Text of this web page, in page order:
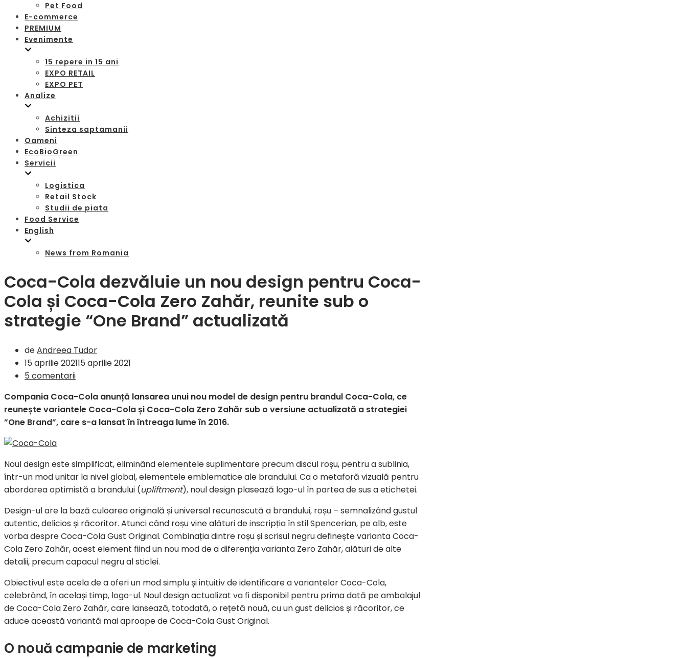
Pet Food
E-commerce
PREMIUM
Evenimente
15 repere in 15 ani
EXPO RETAIL
EXPO PET
Analize
Achizitii
Sinteza saptamanii
Oameni
EcoBioGreen
Servicii
Logistica
Retail Stock
Studii de piata
Food Service
English
News from Romania
Coca-Cola dezvăluie un nou design pentru Coca-
Cola și Coca-Cola Zero Zahăr, reunite sub o
strategie “One Brand” actualizată
deAndreea Tudor
15 aprilie 202115 aprilie 2021
5 comentarii
Compania Coca-Cola anunță lansarea unui nou model de design pentru brandul Coca-Cola, ce
reunește variantele Coca-Cola și Coca-Cola Zero Zahăr sub o versiune actualizată a strategiei
”One Brand”, care s-a lansat în întreaga lume în 2016.
Noul design este simplificat, eliminând elementele suplimentare precum discul roșu, pentru a sublinia,
într-un mod unitar la nivel global, elementele emblematice ale brandului. Ca o metaforă vizuală pentru
abordarea optimistă a brandului (upliftment), noul design plasează logo-ul în partea de sus a etichetei.
Design-ul are la bază culoarea originală și universal recunoscută a brandului, roșu – semnalizând gustul
autentic, delicios și răcoritor. Atunci când roșu vine alături de inscripția în stil Spencerian, pe alb, este
vorba despre Coca-Cola Gust Original. Combinația dintre roșu și scrisul negru definește varianta Coca-
Cola Zero Zahăr, acest element fiind un nou mod de a diferenția varianta Zero Zahăr, alături de alte
detalii, precum capacul negru al sticlei.
Obiectivul este acela de a oferi un mod simplu și intuitiv de identificare a variantelor Coca-Cola,
celebrând, în același timp, logo-ul. Noul design actualizat va fi disponibil pentru prima dată pe ambalajul
de Coca-Cola Zero Zahăr, care lansează, totodată, o rețetă nouă, cu un gust delicios și răcoritor, ce
aduce această variantă mai aproape de Coca-Cola Gust Original.
O nouă campanie de marketing